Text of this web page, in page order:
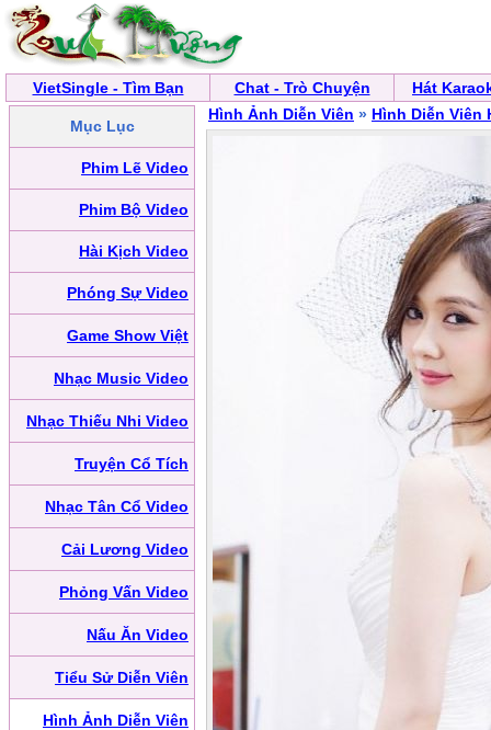
VietSingle - Tìm Bạn Chat - Trò Chuyện Hát
Mục Lục
Phim Lẽ Video
Phim Bộ Video
Hài Kịch Video
Phóng Sự Video
Game Show Việt
Nhạc Music Video
Nhạc Thiếu Nhi Video
Truyện Cổ Tích
Nhạc Tân Cổ Video
Cải Lương Video
Phỏng Vấn Video
Nấu Ăn Video
Tiểu Sử Diễn Viên
Hình Ảnh Diễn Viên
Hình Ảnh Diễn Viên » Hình Diễn Viên